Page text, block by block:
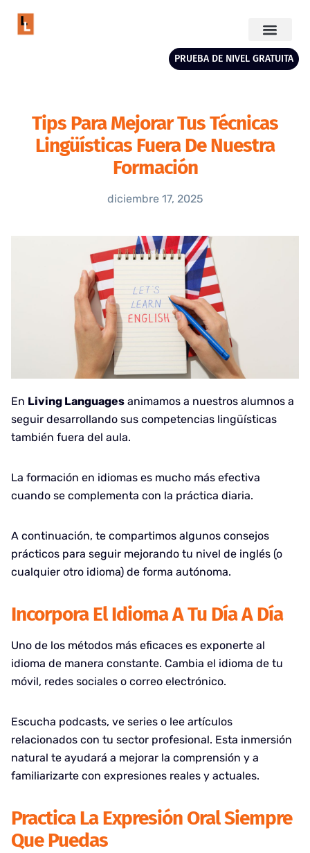
PRUEBA DE NIVEL GRATUITA
Tips Para Mejorar Tus Técnicas
Lingüísticas Fuera De Nuestra
Formación
diciembre 17, 2025
En Living Languages animamos a nuestros alumnos a
seguir desarrollando sus competencias lingüísticas
también fuera del aula.
La formación en idiomas es mucho más efectiva
cuando se complementa con la práctica diaria.
A continuación, te compartimos algunos consejos
prácticos para seguir mejorando tu nivel de inglés (o
cualquier otro idioma) de forma autónoma.
Incorpora El Idioma A Tu Día A Día
Uno de los métodos más eficaces es exponerte al
idioma de manera constante. Cambia el idioma de tu
móvil, redes sociales o correo electrónico.
Escucha podcasts, ve series o lee artículos
relacionados con tu sector profesional. Esta inmersión
natural te ayudará a mejorar la comprensión y a
familiarizarte con expresiones reales y actuales.
Practica La Expresión Oral Siempre
Que Puedas